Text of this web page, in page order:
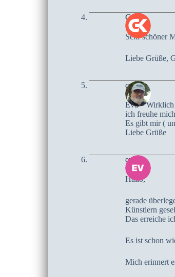
Gerd
Sehr schöner
Liebe Grüße,
czoczo
Eva –
ich freuhe
Es gibt mir (
Liebe Grüße
eva
Hallo,
gerade
Künstlern
Das erreiche
Es ist schon
Mich erinnert